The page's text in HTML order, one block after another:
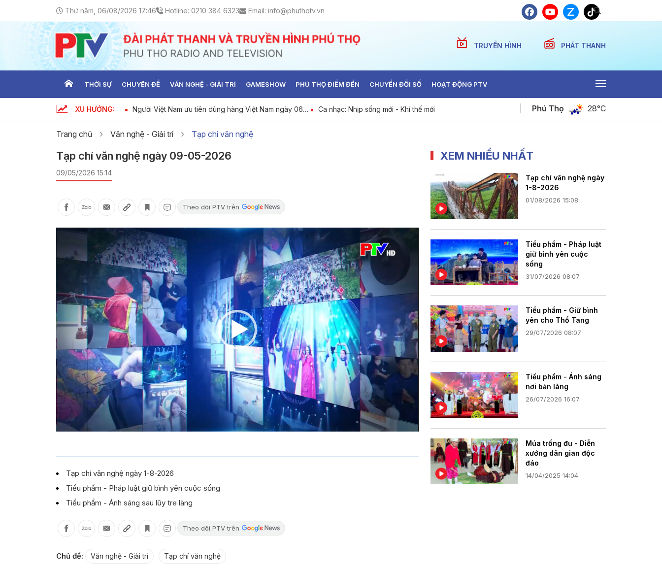
Thứ năm, 06/08/2026 17:46 Hotline: 0210 384 6323 Email: info@phuthotv.vn
TRUYỀN HÌNH PHÁT THANH
THỜI SỰ CHUYÊN ĐỀ VĂN NGHỆ - GIẢI TRÍ GAMESHOW PHÚ THỌ ĐIỂM ĐẾN CHUYỂN ĐỔI SỐ HOẠT ĐỘNG PTV
XU HƯỚNG:
ngày 06-08-2026
Người Việt Nam ưu tiên dùng hàng Việt Nam ngày 06-
Ca nhạc: Nhịp sống mới - Khí thế mới Tảo hôn - Hệ lụy và chế tài
Phú Thọ 28°C
Trang chủ Văn nghệ - Giải trí Tạp chí văn nghệ
Tạp chí văn nghệ ngày 09-05-2026
09/05/2026 15:14
Theo dõi PTV trên
Video
Tạp chí văn nghệ ngày 1-8-2026
Tiểu phẩm - Pháp luật giữ bình yên cuộc sống
Tiểu phẩm - Ánh sáng sau lũy tre làng
Theo dõi PTV trên
Chủ đề: Văn nghệ - Giải trí Tạp chí văn nghệ
XEM NHIỀU NHẤT
Tạp chí văn nghệ ngày
1-8-2026
01/08/2026 15:08
Tiểu phẩm - Pháp luật
giữ bình yên cuộc
sống
31/07/2026 08:07
Tiểu phẩm - Giữ bình
yên cho Thổ Tang
29/07/2026 08:07
Tiểu phẩm - Ánh sáng
nơi bản làng
26/07/2026 16:07
Múa trống đu - Diễn
xướng dân gian độc
đáo
14/04/2025 14:04